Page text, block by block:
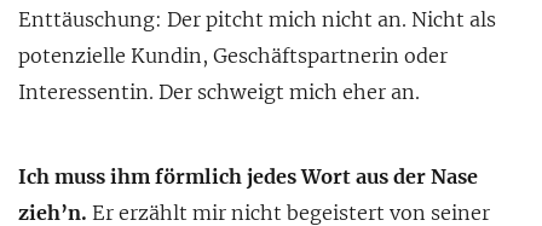
Enttäuschung: Der pitcht mich nicht an. Nicht als
potenzielle Kundin, Geschäftspartnerin oder
Interessentin. Der schweigt mich eher an.
Ich muss ihm förmlich jedes Wort aus der Nase
zieh’n. Er erzählt mir nicht begeistert von seiner